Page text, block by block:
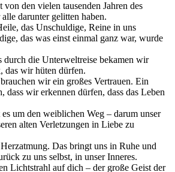
den vielen tausenden Jahren des
darunter gelitten haben.
das Unschuldige, Reine in uns
das was einst einmal ganz war, wurde
durch die Unterweltreise bekamen wir
das wir hüten dürfen.
wir ein großes Vertrauen. Ein
dass wir erkennen dürfen, dass das Leben
um den weiblichen Weg – darum unser
alten Verletzungen in Liebe zu
Das bringt uns in Ruhe und
zu uns selbst, in unser Inneres.
Lichtstrahl auf dich – der große Geist der